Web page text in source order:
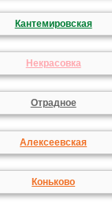
Кантемировская
Некрасовка
Отрадное
Алексеевская
Коньково